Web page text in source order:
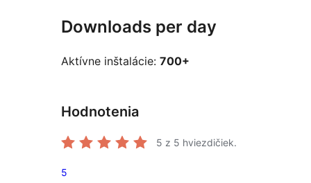
Downloads per day
Aktívne inštalácie: 700+
Hodnotenia
5 z 5 hviezdičiek.
5